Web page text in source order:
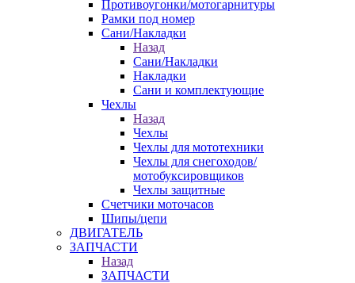
Противоугонки/мотогарнитуры
Рамки под номер
Сани/Накладки
Назад
Сани/Накладки
Накладки
Сани и комплектующие
Чехлы
Назад
Чехлы
Чехлы для мототехники
Чехлы для снегоходов/
мотобуксировщиков
Чехлы защитные
Счетчики моточасов
Шипы/цепи
ДВИГАТЕЛЬ
ЗАПЧАСТИ
Назад
ЗАПЧАСТИ